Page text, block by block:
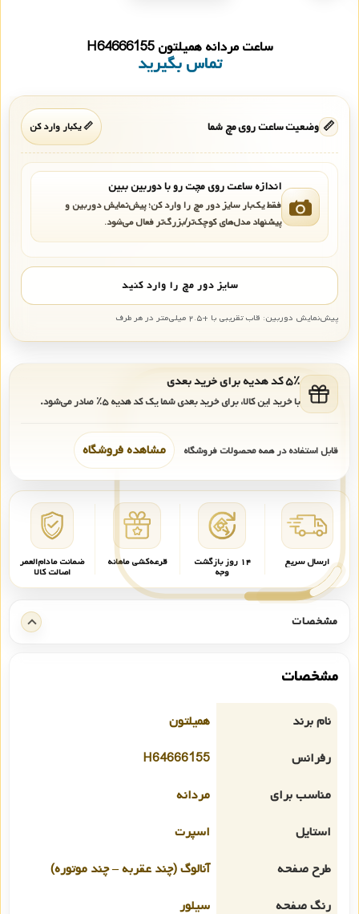
ساعت مردانه همیلتون H64666155
تماس بگیرید
📏 وضعیت ساعت روی مچ شما 📏 یکبار وارد کن
اندازه ساعت روی مچت رو با دوربین ببین
فقط یک‌بار سایز دور مچ را وارد کن؛ پیش‌نمایش دوربین و
پیشنهاد مدل‌های کوچک‌تر/بزرگ‌تر فعال می‌شود.
سایز دور مچ را وارد کنید
پیش‌نمایش دوربین: قاب تقریبی با +۲.۵ میلی‌متر در هر طرف
۵٪ کد هدیه برای خرید بعدی
با خرید این کالا، برای خرید بعدی شما یک کد هدیه۵٪ صادر می‌شود.
قابل استفاده در همه محصولات فروشگاه مشاهده فروشگاه
ارسال سریع ۱۴ روز بازگشت
وجه
قرعه‌کشی ماهانه ضمانت مادام‌العمر
اصالت کالا
مشخصات
مشخصات
نام برند
همیلتون
رفرانس
H64666155
مناسب برای
مردانه
استایل
اسپرت
طرح صفحه
آنالوگ (چند عقربه – چند موتوره)
رنگ صفحه
سیلور